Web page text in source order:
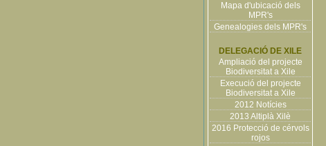
Mapa d'ubicació dels
MPR's
Genealogies dels MPR's
DELEGACIÓ DE XILE
Ampliació del projecte
Biodiversitat a Xile
Execució del projecte
Biodiversitat a Xile
2012 Notícies
2013 Altiplà Xilè
2016 Protecció de cérvols
rojos